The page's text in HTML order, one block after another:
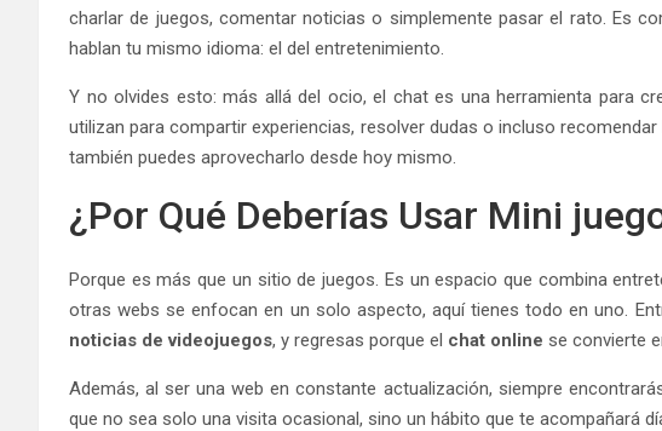
charlar de juegos, comentar noticias o simplemente pasar el rato. Es
hablan tu mismo idioma: el del entretenimiento.
Y no olvides esto: más allá del ocio, el chat es una herramienta para
utilizan para compartir experiencias, resolver dudas o incluso
también puedes aprovecharlo desde hoy mismo.
¿Por Qué Deberías Usar Mini
Porque es más que un sitio de juegos. Es un espacio que combina
otras webs se enfocan en un solo aspecto, aquí tienes todo en uno.
noticias de videojuegos, y regresas porque el chat online se convierte
Además, al ser una web en constante actualización, siempre
que no sea solo una visita ocasional, sino un hábito que te acompañará